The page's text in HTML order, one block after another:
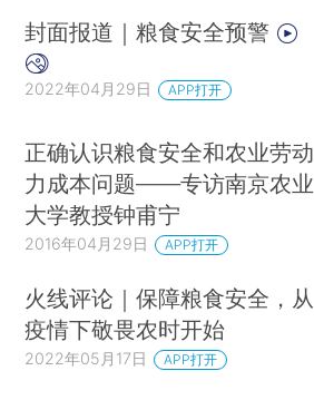
封面报道｜粮食安全预警
2022年04月29日 APP打开
正确认识粮食安全和农业劳动
力成本问题——专访南京农业
大学教授钟甫宁
2016年04月29日 APP打开
火线评论｜保障粮食安全，从
疫情下敬畏农时开始
2022年05月17日 APP打开